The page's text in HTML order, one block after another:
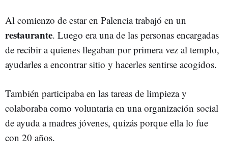
Al comienzo de estar en Palencia trabajó en un
restaurante. Luego era una de las personas encargadas
de recibir a quienes llegaban por primera vez al templo,
ayudarles a encontrar sitio y hacerles sentirse acogidos.
También participaba en las tareas de limpieza y
colaboraba como voluntaria en una organización social
de ayuda a madres jóvenes, quizás porque ella lo fue
con 20 años.